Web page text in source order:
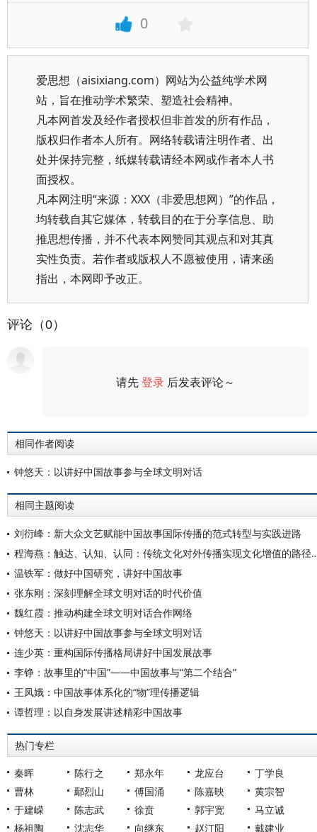
0
爱思想（aisixiang.com）网站为公益纯学术网
站，旨在推动学术繁荣、塑造社会精神。
凡本网首发及经作者授权但非首发的所有作品，
版权归作者本人所有。网络转载请注明作者、出
处并保持完整，纸媒转载请经本网或作者本人书
面授权。
凡本网注明“来源：XXX（非爱思想网）”的作品，
均转载自其它媒体，转载目的在于分享信息、助
推思想传播，并不代表本网赞同其观点和对其真
实性负责。若作者或版权人不愿被使用，请来函
指出，本网即予改正。
评论（0）
请先登录 后发表评论～
相同作者阅读
钟悠天：以讲好中国故事参与全球文明对话
相同主题阅读
刘衍峰：新大众文艺赋能中国故事国际传播的范式转型与实践进路
程海燕：触达、认知、认同：
温铁军：做好中国研究，讲好中国故事
张东刚：深刻理解全球文明对话的时代价值
魏红霞：推动构建全球文明对话合作网络
钟悠天：以讲好中国故事参与全球文明对话
连少英：重构国际传播格局讲好中国发展故事
李铮：故事里的“中国”——中国故事与“第二个结合”
王凤娥：中国故事体系化的“物”理传播逻辑
谭哲理：以自身发展讲述精彩中国故事
热门专栏
秦晖 陈行之 郑永年 龙应台
丁学良
曹林
鄢烈山 傅国涌 陈嘉映
黄宗智
于建嵘
陈志武 徐贲 郭宇宽
马立诚
杨祖陶
沈志华 向继东 赵汀阳 戴建业